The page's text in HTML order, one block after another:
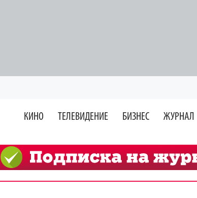
КИНО ТЕЛЕВИДЕНИЕ БИЗНЕС ЖУРНАЛ